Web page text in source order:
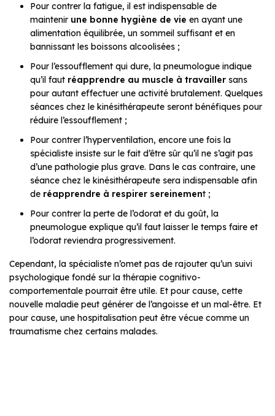
Pour contrer la fatigue, il est indispensable de
maintenir une bonne hygiène de vie en ayant une
alimentation équilibrée, un sommeil suffisant et en
bannissant les boissons alcoolisées ;
Pour l’essoufflement qui dure, la pneumologue indique
qu’il faut réapprendre au muscle à travailler sans
pour autant effectuer une activité brutalement. Quelques
séances chez le kinésithérapeute seront bénéfiques pour
réduire l’essoufflement ;
Pour contrer l’hyperventilation, encore une fois la
spécialiste insiste sur le fait d’être sûr qu’il ne s’agit pas
d’une pathologie plus grave. Dans le cas contraire, une
séance chez le kinésithérapeute sera indispensable afin
de réapprendre à respirer sereinement ;
Pour contrer la perte de l’odorat et du goût, la
pneumologue explique qu’il faut laisser le temps faire et
l’odorat reviendra progressivement.
Cependant, la spécialiste n’omet pas de rajouter qu’un suivi
psychologique fondé sur la thérapie cognitivo-
comportementale pourrait être utile. Et pour cause, cette
nouvelle maladie peut générer de l’angoisse et un mal-être. Et
pour cause, une hospitalisation peut être vécue comme un
traumatisme chez certains malades.